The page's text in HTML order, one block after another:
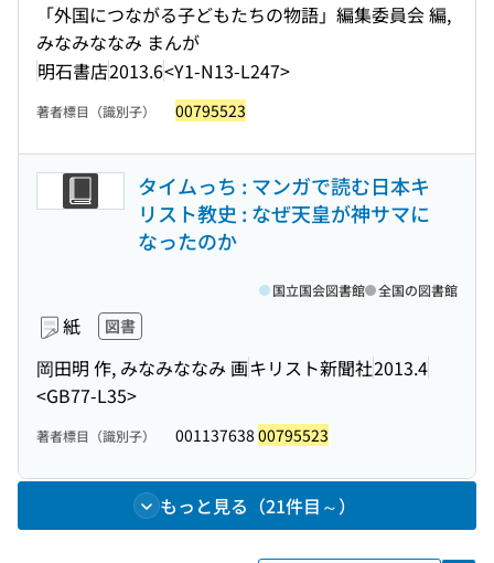
「外国につながる子どもたちの物語」編集委員会 編,
みなみななみ まんが
明石書店2013.6<Y1-N13-L247>
著者標目（識別子） 00795523
タイムっち : マンガで読む日本キ
リスト教史 : なぜ天皇が神サマに
なったのか
紙 図書
岡田明 作, みなみななみ 画キリスト新聞社2013.4
<GB77-L35>
国立国会図書館 全国の図書館
著者標目（識別子） 001137638 00795523
もっと見る（21件目～）